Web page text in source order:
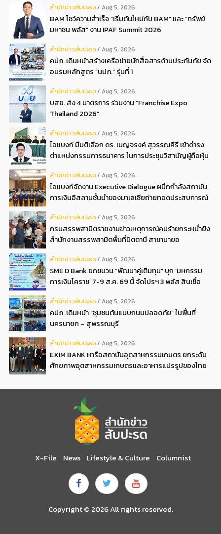
สํานักข่าวสับปะรด Aug 5, 2026
BAM โชว์ความสำเร็จ “เริ่มต้นใหม่กับ BAM” และ “ทรัพย์
มหาชน พลัส” งาน IPAF Summit 2026
สํานักข่าวสับปะรด Aug 5, 2026
คปภ. เดินหน้าสร้างเครือข่ายนักสื่อสารด้านประกันภัย จัด
อบรมหลักสูตร “นปภ.” รุ่นที่ 1
สํานักข่าวสับปะรด Aug 5, 2026
บสย. ส่ง 4 มาตรการ ร่วมงาน “Franchise Expo
Thailand 2026”
สํานักข่าวสับปะรด Aug 5, 2026
ไอแบงก์ มีมติเลือก ดร. เบญจรงค์ สุวรรณคีรี เข้าดำรง
ตำแหน่งกรรมการธนาคาร ในการประชุมวิสามัญผู้ถือหุ้น
สํานักข่าวสับปะรด Aug 5, 2026
ไอแบงก์จัดงาน Executive Dialogue ผนึกกำลังสถาบัน
การเงินอิสลามชั้นนำของมาเลเซียถ่ายทอดประสบการณ์
อิสลามแห่งอนาคต
สํานักข่าวสับปะรด Aug 5, 2026
กรมสรรพสามิตรายงานข่าวเหตุการณ์คนร้ายกระหน่ำยิง
สำนักงานสรรพสามิตพื้นที่ปัตตานี สาขามายอ
สํานักข่าวสับปะรด Aug 5, 2026
SME D Bank ยกขบวน “พัฒนาคู่เติมทุน” บุก ‘มหกรรม
การเงินโคราช’ 7-9 ส.ค. 69 นี้ จัดโปรฯ 3 พลัส สินเชื่อ
สํานักข่าวสับปะรด Aug 5, 2026
คปภ. เดินหน้า “ชุมชนต้นแบบถนนปลอดภัย” ในพื้นที่
นครนายก – สุพรรณบุรี
สํานักข่าวสับปะรด Aug 5, 2026
EXIM BANK หารือสถาบันอุตสาหกรรมเกษตร ยกระดับ
ศักยภาพอุตสาหกรรมเกษตรและอาหารแปรรูปของไทย
X-File News Lifestyle & Culture Columnist
Copyright © 2026 All rights reserved.